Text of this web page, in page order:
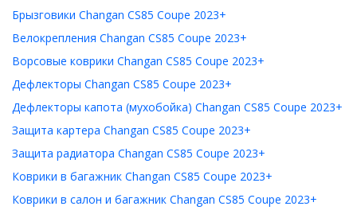
Брызговики Changan CS85 Coupe 2023+
Велокрепления Changan CS85 Coupe 2023+
Ворсовые коврики Changan CS85 Coupe 2023+
Дефлекторы Changan CS85 Coupe 2023+
Дефлекторы капота (мухобойка) Changan CS85 Coupe 2023+
Защита картера Changan CS85 Coupe 2023+
Защита радиатора Changan CS85 Coupe 2023+
Коврики в багажник Changan CS85 Coupe 2023+
Коврики в салон и багажник Changan CS85 Coupe 2023+